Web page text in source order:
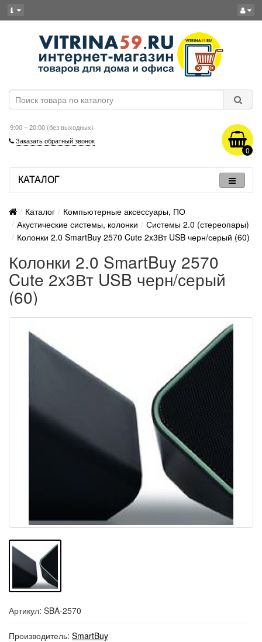
9:00 – 20:00 (без выходных)
Заказать обратный звонок
0
КАТАЛОГ
Каталог
Компьютерные аксессуары, ПО
Акустические системы, колонки
Системы 2.0 (стереопары)
Колонки 2.0 SmartBuy 2570 Cute 2x3Вт USB черн/серый (60)
Колонки 2.0 SmartBuy 2570
Cute 2x3Вт USB черн/серый
(60)
Артикул: SBA-2570
Производитель: SmartBuy